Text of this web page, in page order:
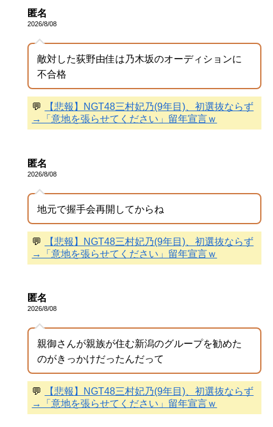
匿名
2026/8/08
敵対した荻野由佳は乃木坂のオーディションに
不合格
💬
【悲報】NGT48三村妃乃(9年目)、初選抜ならず
→「意地を張らせてください」留年宣言ｗ
匿名
2026/8/08
地元で握手会再開してからね
💬
【悲報】NGT48三村妃乃(9年目)、初選抜ならず
→「意地を張らせてください」留年宣言ｗ
匿名
2026/8/08
親御さんが親族が住む新潟のグループを勧めた
のがきっかけだったんだって
💬
【悲報】NGT48三村妃乃(9年目)、初選抜ならず
→「意地を張らせてください」留年宣言ｗ